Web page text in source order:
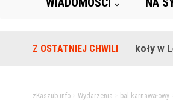
Z OSTATNIEJ CHWILI
Na terenie szkoły w Leźnie
zKaszub.info> Wydarzenia bal karnawałowy>